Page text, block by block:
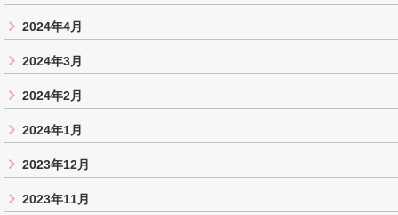
2024年4月
2024年3月
2024年2月
2024年1月
2023年12月
2023年11月